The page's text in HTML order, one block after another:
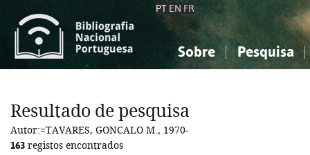
PT EN FR
Sobre Pesquisa
Ciências sociais...
Ciências sociais...
Resultado de pesquisa
Autor:=TAVARES, GONCALO M., 1970-
163 registos encontrados